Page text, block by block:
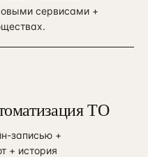
сервисами +
ТО
записью +
+ история